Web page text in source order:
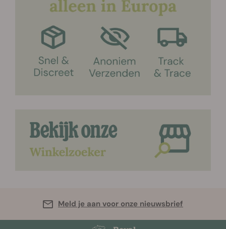
Meld je aan voor onze nieuwsbrief